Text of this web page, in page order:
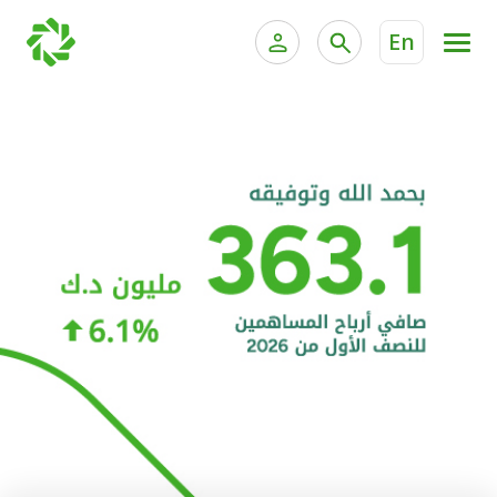
En
الخدمات المصرفية الإلكترونية للشركات
خدمة "بيتك" للتداول الإلكتروني
الحسابات المصرفية
البطاقات
"برامج العملاء"